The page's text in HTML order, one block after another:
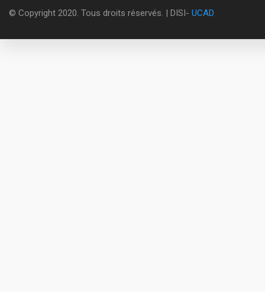
© Copyright 2020. Tous droits réservés. | DISI- UCAD